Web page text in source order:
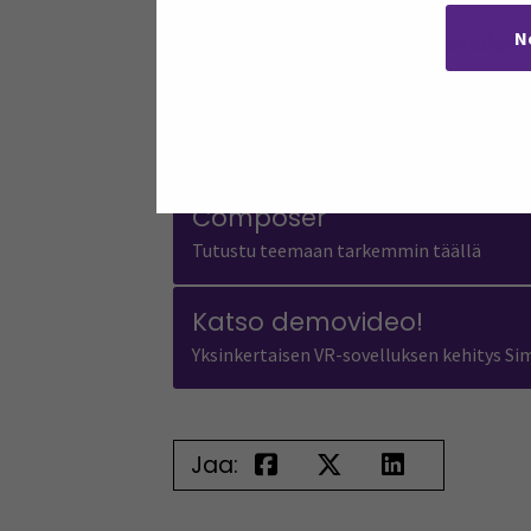
Hyppää virtuaalisen todellisuuden
Composer
Tutustu teemaan tarkemmin täällä
Katso demovideo!
Yksinkertaisen VR-sovelluksen kehitys
Jaa: